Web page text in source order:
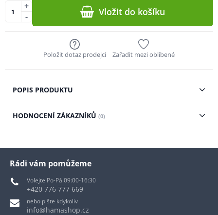
-
+ Vložit do košíku
Položit dotaz prodejci Zařadit mezi oblíbené
POPIS PRODUKTU
HODNOCENÍ ZÁKAZNÍKŮ (0)
Rádi vám pomůžeme
Volejte Po-Pá 09:00-16:30
+420 776 777 669
nebo pište kdykoliv
info@hamashop.cz